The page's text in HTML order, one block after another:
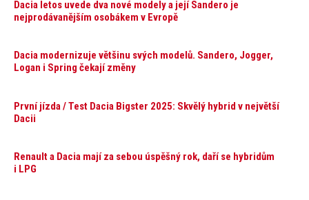
Dacia letos uvede dva nové modely a její Sandero je
nejprodávanějším osobákem v Evropě
Dacia modernizuje většinu svých modelů. Sandero, Jogger,
Logan i Spring čekají změny
První jízda / Test Dacia Bigster 2025: Skvělý hybrid v největší
Dacii
Renault a Dacia mají za sebou úspěšný rok, daří se hybridům
i LPG